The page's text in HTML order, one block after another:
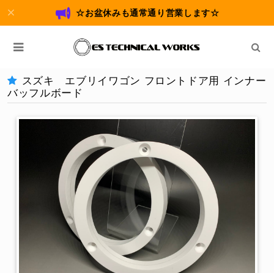
☆お盆休みも通常通り営業します☆
スズキ エブリイワゴン フロントドア用 インナー
バッフルボード